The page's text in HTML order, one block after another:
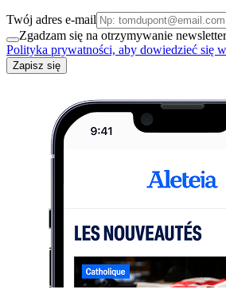
Twój adres e-mail
Zgadzam się na otrzymywanie
Polityka prywatności, aby dowiedzieć się
Zapisz się